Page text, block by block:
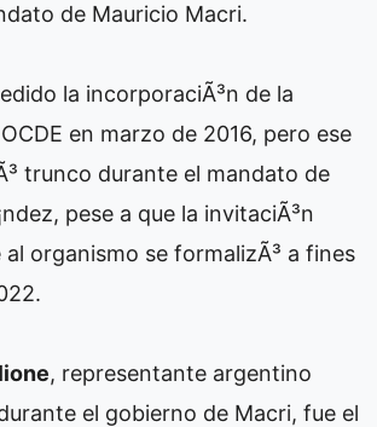
de Mauricio Macri.
la incorporaciÃ³n de la
en marzo de 2016, pero ese
trunco durante el mandato de
pese a que la invitaciÃ³n
al organismo se formalizÃ³ a fines
, representante argentino
el gobierno de Macri, fue el